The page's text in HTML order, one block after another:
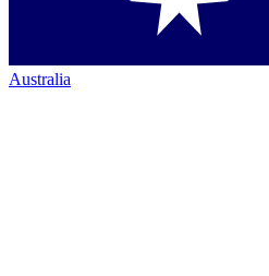
Australia